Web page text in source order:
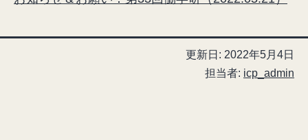
更新日: 2022年5月4日
担当者: icp_admin